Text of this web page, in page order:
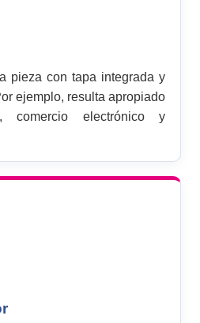
pieza con tapa integrada y
ejemplo, resulta apropiado
comercio electrónico y